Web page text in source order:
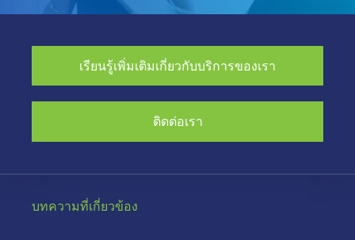
เรียนรู้เพิ่มเติมเกี่ยวกับบริการของเรา
ติดต่อเรา
บทความที่เกี่ยวข้อง